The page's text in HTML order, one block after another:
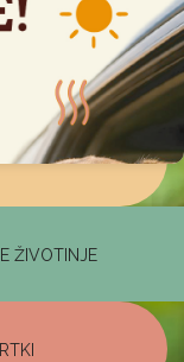
ŽIVOTINJE